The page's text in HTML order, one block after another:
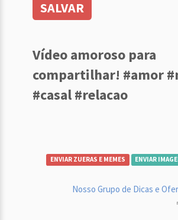
SALVAR
Vídeo amoroso para
compartilhar! #amor
#casal #relacao
ENVIAR ZUERAS E MEMES ENVIAR
Nosso Grupo de Dicas e